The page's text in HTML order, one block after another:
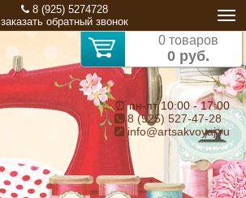
8 (925) 5274728
заказать обратный звонок
0 товаров
0 руб.
⏰ пн-пт 10:00 - 17:00
8 (925) 527-47-28
info@artsakvoyaj.ru